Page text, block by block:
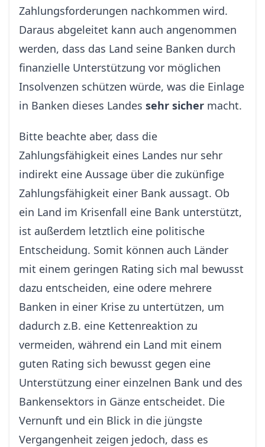
Zahlungsforderungen nachkommen wird.
Daraus abgeleitet kann auch angenommen
werden, dass das Land seine Banken durch
finanzielle Unterstützung vor möglichen
Insolvenzen schützen würde, was die Einlage
in Banken dieses Landes sehr sicher macht.
Bitte beachte aber, dass die
Zahlungsfähigkeit eines Landes nur sehr
indirekt eine Aussage über die zukünfige
Zahlungsfähigkeit einer Bank aussagt. Ob
ein Land im Krisenfall eine Bank unterstützt,
ist außerdem letztlich eine politische
Entscheidung. Somit können auch Länder
mit einem geringen Rating sich mal bewusst
dazu entscheiden, eine odere mehrere
Banken in einer Krise zu untertützen, um
dadurch z.B. eine Kettenreaktion zu
vermeiden, während ein Land mit einem
guten Rating sich bewusst gegen eine
Unterstützung einer einzelnen Bank und des
Bankensektors in Gänze entscheidet. Die
Vernunft und ein Blick in die jüngste
Vergangenheit zeigen jedoch, dass es